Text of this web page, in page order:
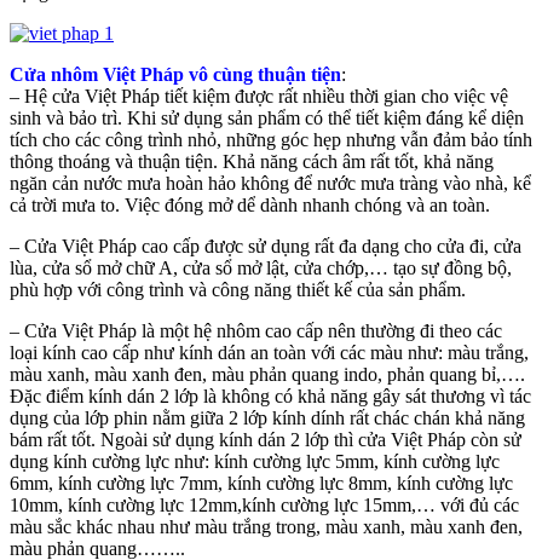
Cửa nhôm Việt Pháp vô cùng thuận tiện:
– Hệ cửa Việt Pháp tiết kiệm được rất nhiều thời gian cho việc vệ
sinh và bảo trì. Khi sử dụng sản phẩm có thể tiết kiệm đáng kể diện
tích cho các công trình nhỏ, những góc hẹp nhưng vẫn đảm bảo tính
thông thoáng và thuận tiện. Khả năng cách âm rất tốt, khả năng
ngăn cản nước mưa hoàn hảo không để nước mưa tràng vào nhà, kể
cả trời mưa to. Việc đóng mở dể dành nhanh chóng và an toàn.
– Cửa Việt Pháp cao cấp được sử dụng rất đa dạng cho cửa đi, cửa
lùa, cửa sổ mở chữ A, cửa sổ mở lật, cửa chớp,… tạo sự đồng bộ,
phù hợp với công trình và công năng thiết kế của sản phẩm.
– Cửa Việt Pháp là một hệ nhôm cao cấp nên thường đi theo các
loại kính cao cấp như kính dán an toàn với các màu như: màu trắng,
màu xanh, màu xanh đen, màu phản quang indo, phản quang bỉ,….
Đặc điểm kính dán 2 lớp là không có khả năng gây sát thương vì tác
dụng của lớp phin nằm giữa 2 lớp kính dính rất chác chán khả năng
bám rất tốt. Ngoài sử dụng kính dán 2 lớp thì cửa Việt Pháp còn sử
dụng kính cường lực như: kính cường lực 5mm, kính cường lực
6mm, kính cường lực 7mm, kính cường lực 8mm, kính cường lực
10mm, kính cường lực 12mm,kính cường lực 15mm,… với đủ các
màu sắc khác nhau như màu trắng trong, màu xanh, màu xanh đen,
màu phản quang……..